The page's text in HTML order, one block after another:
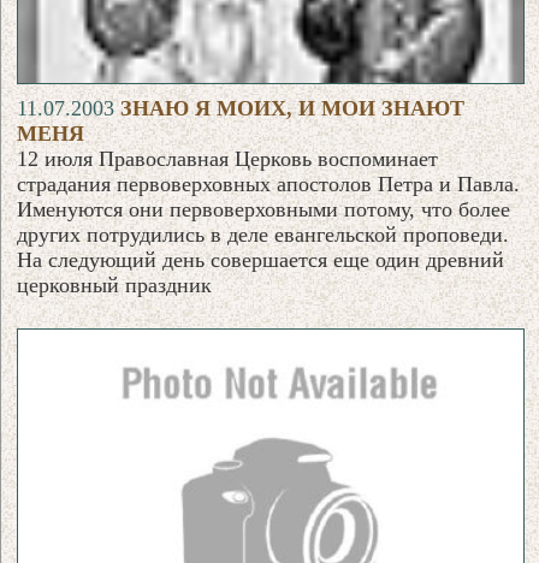
11.07.2003ЗНАЮ Я МОИХ, И МОИ ЗНАЮТ
МЕНЯ
12 июля Православная Церковь воспоминает
страдания первоверховных апостолов Петра и Павла.
Именуются они первоверховными потому, что более
других потрудились в деле евангельской проповеди.
На следующий день совершается еще один древний
церковный праздник